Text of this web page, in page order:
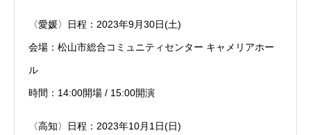
〈愛媛〉日程：2023年9月30日(土)
会場：松山市総合コミュニティセンター キャメリアホー
ル
時間：14:00開場 / 15:00開演
〈高知〉日程：2023年10月1日(日)